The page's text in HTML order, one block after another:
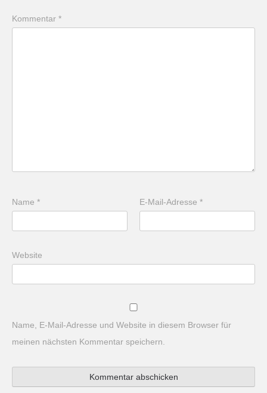
Kommentar *
Name * E-Mail-Adresse*
Website
Name, E-Mail-Adresse und Website in diesem Browser für
meinen nächsten Kommentar speichern.